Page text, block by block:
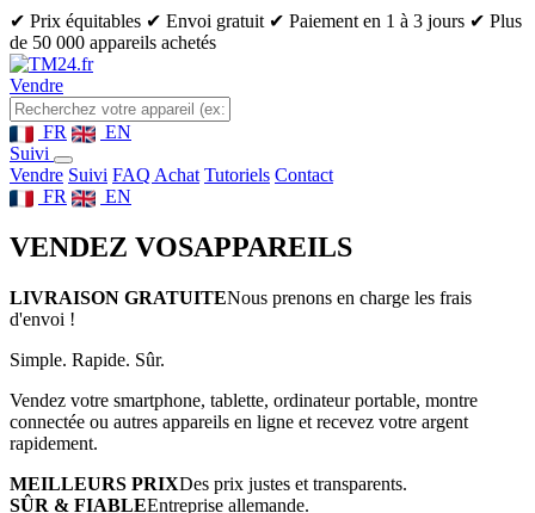
✔ Prix équitables ✔ Envoi gratuit ✔ Paiement en 1 à 3 jours ✔ Plus
de 50 000 appareils achetés
Vendre
FR
EN
Suivi
Vendre Suivi FAQ Achat Tutoriels Contact
FR
EN
VENDEZ VOSAPPAREILS
LIVRAISON GRATUITENous prenons en charge les frais
d'envoi !
Simple. Rapide. Sûr.
Vendez votre smartphone, tablette, ordinateur portable, montre
connectée ou autres appareils en ligne et recevez votre argent
rapidement.
MEILLEURS PRIXDes prix justes et transparents.
SÛR & FIABLEEntreprise allemande.